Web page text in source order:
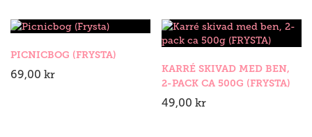
PICNICBOG (FRYSTA)
69,00 kr
KARRÉ SKIVAD MED BEN,
2-PACK CA 500G (FRYSTA)
49,00kr